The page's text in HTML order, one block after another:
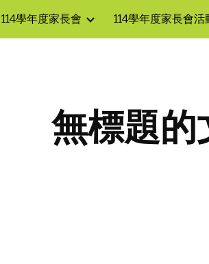
Skip to main content
114學年度家長會 114學年度家長會活
無標題的